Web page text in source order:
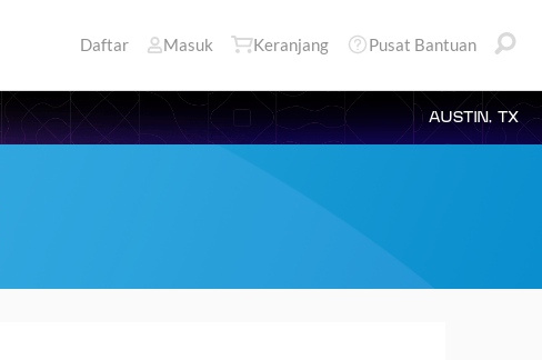
Daftar Masuk Keranjang Pusat Bantuan
AUSTIN, TX